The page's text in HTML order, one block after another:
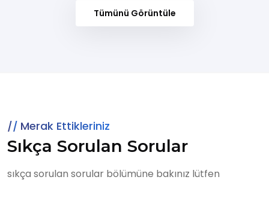
Tümünü Görüntüle
Merak Ettikleriniz
Sıkça Sorulan Sorular
sıkça sorulan sorular bölümüne bakınız lütfen